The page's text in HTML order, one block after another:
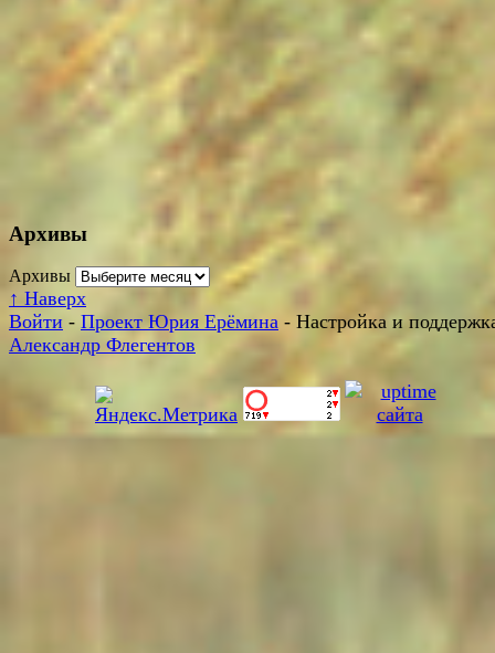
Архивы
Архивы
↑ Наверх
Войти - Проект Юрия Ерёмина - Настройка и
Александр Флегентов